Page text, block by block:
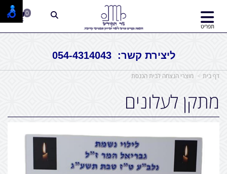
ליצירת קשר: 054-4314043
תפריט
0
דף בית מוצרי הנצחה לבית הכנסת
מתקן לעלונים